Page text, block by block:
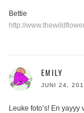
Bettie
http://
EMILY
JUNI 24,
Leuke foto’s! En